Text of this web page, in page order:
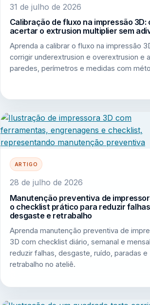
31 de julho de 2026
Calibração de fluxo na impressão 3D:
acertar o extrusion multiplier sem
Aprenda a calibrar o fluxo na impressão
corrigir underextrusion e overextrusion e
paredes, perímetros e medidas com
ARTIGO
28 de julho de 2026
Manutenção preventiva de
o checklist prático para reduzir
desgaste e retrabalho
Aprenda manutenção preventiva de
3D com checklist diário, semanal e
reduzir falhas, desgaste, ruído, paradas e
retrabalho no ateliê.